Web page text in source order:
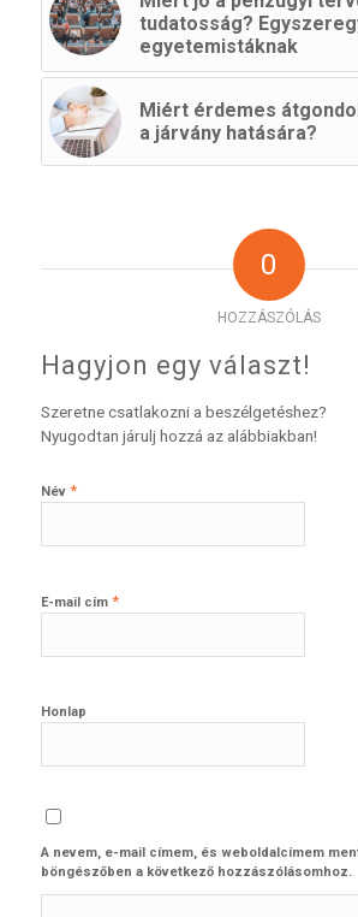
tudatosság?
egyetemistáknak
Miért érdemes
a járvány hatására?
0
HOZZÁSZÓLÁS
Hagyjon egy választ!
Szeretne csatlakozni a beszélgetéshez?
Nyugodtan járulj hozzá az alábbiakban!
Név *
E-mail cím *
Honlap
A nevem, e-mail címem, és weboldalcímem
böngészőben a következő hozzászólásomhoz.